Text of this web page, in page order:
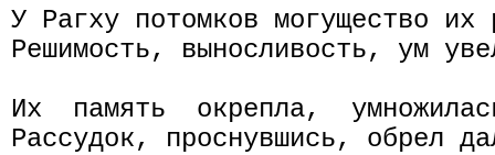
У Рагху потомков могущество их
Решимость, выносливость, ум
Их  память  окрепла,
Рассудок, проснувшись, обрел